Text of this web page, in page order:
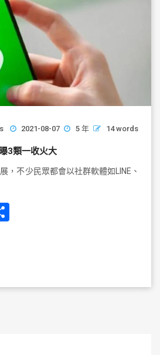
2021-08-07 5 年 14 words
3類一收火大
，不少民眾都會以社群軟體如LINE、